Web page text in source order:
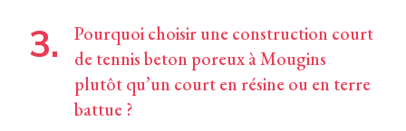
Pourquoi choisir une construction court
de tennis beton poreux à Mougins
plutôt qu’un court en résine ou en terre
battue ?